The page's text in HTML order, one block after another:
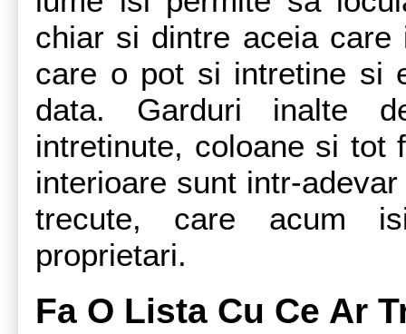
chiar si dintre aceia
care o pot si intretine si
data. Garduri inalte
intretinute, coloane si tot
interioare sunt intr-
trecute, care acum
proprietari.
Fa O Lista Cu Ce Ar